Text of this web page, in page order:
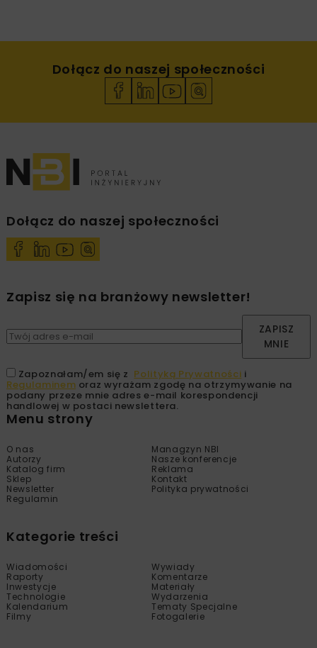
Dołącz do naszej społeczności
Dołącz do naszej społeczności
Zapisz się na branżowy newsletter!
ZAPISZ
MNIE
Zapoznałam/em się z Polityką Prywatności i
Regulaminem oraz wyrażam zgodę na otrzymywanie na
podany przeze mnie adres e-mail korespondencji
handlowej w postaci newslettera.
Menu strony
O nas
Managzyn NBI
Autorzy
Nasze konferencje
Katalog firm
Reklama
Sklep
Kontakt
Newsletter
Polityka prywatności
Regulamin
Kategorie treści
Wiadomości
Wywiady
Raporty
Komentarze
Inwestycje
Materiały
Technologie
Wydarzenia
Kalendarium
Tematy Specjalne
Filmy
Fotogalerie